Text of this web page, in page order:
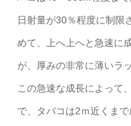
日射量が30％程度に制限
めて、上へ上へと急速に
が、厚みの非常に薄いラ
この急速な成長によって
で、タバコは2ｍ近くま